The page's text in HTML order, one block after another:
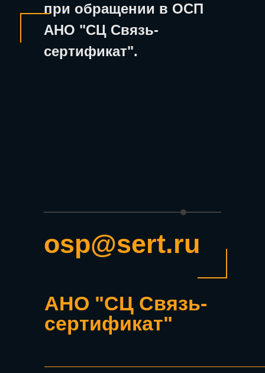
при обращении в ОСП
АНО "СЦ Связь-
сертификат".
osp@sert.ru
АНО "СЦ Связь-
сертификат"